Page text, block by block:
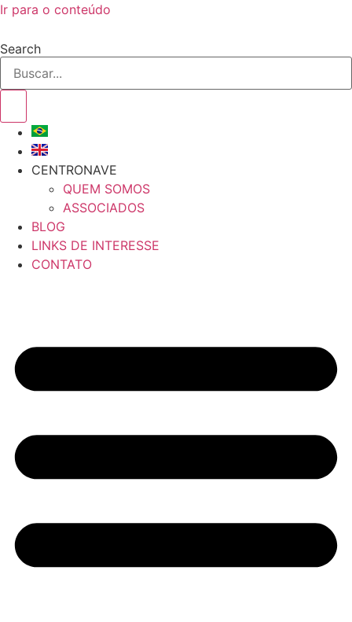
Ir para o conteúdo
Search
CENTRONAVE
QUEM SOMOS
ASSOCIADOS
BLOG
LINKS DE INTERESSE
CONTATO